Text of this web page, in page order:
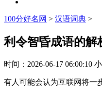
100分好名网 > 汉语词典 >
利令智昏成语的解
时间： 2026-06-17 06:00:10
有人可能会认为互联网将一